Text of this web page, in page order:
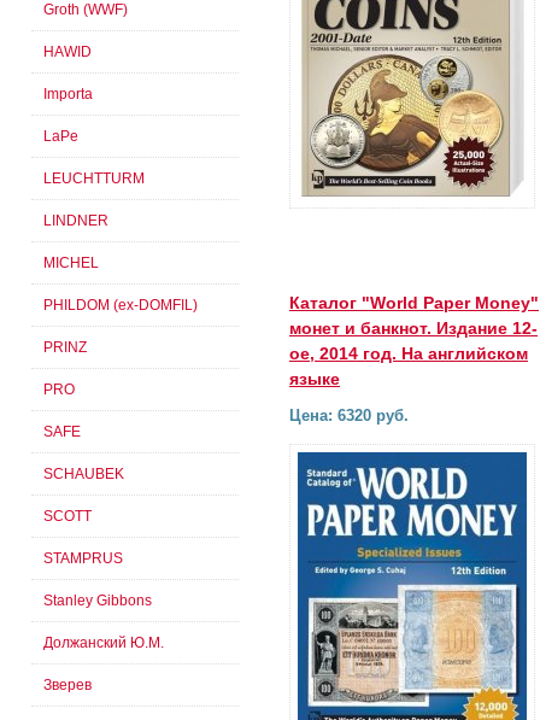
Каталог "World Paper Money"
монет и банкнот. Издание 12-
ое, 2014 год. На английском
языке
Цена: 6320 руб.
Groth (WWF)
HAWID
Importa
LaPe
LEUCHTTURM
LINDNER
MICHEL
PHILDOM (ex-DOMFIL)
PRINZ
PRO
SAFE
SCHAUBEK
SCOTT
STAMPRUS
Stanley Gibbons
Должанский Ю.М.
Зверев